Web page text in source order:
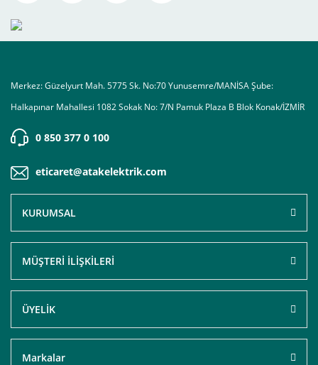
Merkez: Güzelyurt Mah. 5775 Sk. No:70 Yunusemre/MANİSA Şube:
Halkapınar Mahallesi 1082 Sokak No: 7/N Pamuk Plaza B Blok Konak/İZMİR
0 850 377 0 100
eticaret@atakelektrik.com
KURUMSAL
MÜŞTERİ İLİŞKİLERİ
ÜYELİK
Markalar